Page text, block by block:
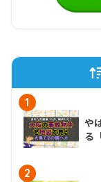
1
や
る
2